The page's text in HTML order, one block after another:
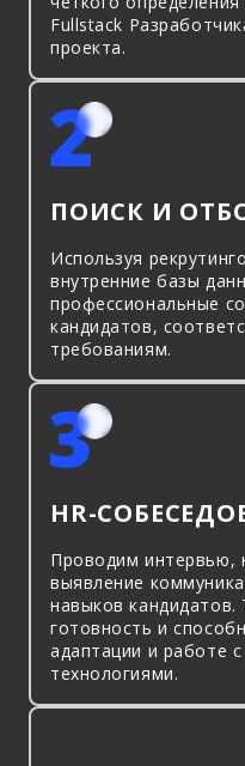
Fullstack
проекта.
ПОИСК И
Используя
внутренние базы
профессиональные
кандидатов,
требованиям.
HR-
Проводим интервью,
выявление
навыков
готовность и
адаптации и работе
технологиями.